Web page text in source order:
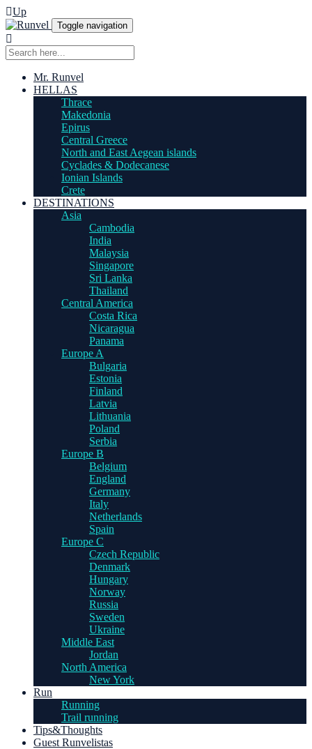
Up
Toggle navigation
Mr. Runvel
HELLAS
Thrace
Makedonia
Epirus
Central Greece
North and East Aegean islands
Cyclades & Dodecanese
Ionian Islands
Crete
DESTINATIONS
Asia
Cambodia
India
Malaysia
Singapore
Sri Lanka
Thailand
Central America
Costa Rica
Nicaragua
Panama
Europe A
Bulgaria
Estonia
Finland
Latvia
Lithuania
Poland
Serbia
Europe B
Belgium
England
Germany
Italy
Netherlands
Spain
Europe C
Czech Republic
Denmark
Hungary
Norway
Russia
Sweden
Ukraine
Middle East
Jordan
North America
New York
Run
Running
Trail running
Tips&Thoughts
Guest Runvelistas